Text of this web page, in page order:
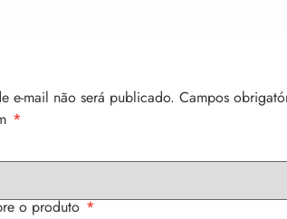
e-mail não será publicado. Campos
*
o produto*